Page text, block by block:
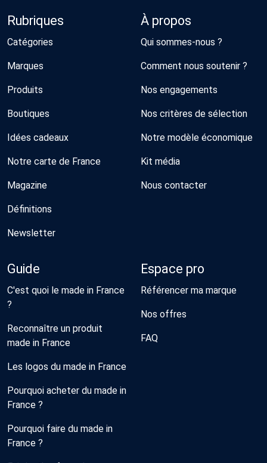
Rubriques
Catégories
Marques
Produits
Boutiques
Idées cadeaux
Notre carte de France
Magazine
Définitions
Newsletter
À propos
Qui sommes-nous ?
Comment nous soutenir ?
Nos engagements
Nos critères de sélection
Notre modèle économique
Kit média
Nous contacter
Guide
C'est quoi le made in France
?
Reconnaître un produit
made in France
Les logos du made in France
Pourquoi acheter du made in
France ?
Pourquoi faire du made in
France ?
Espace pro
Référencer ma marque
Nos offres
FAQ